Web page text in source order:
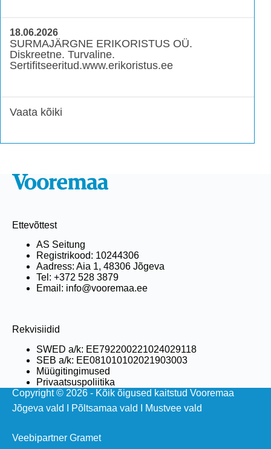
18.06.2026
SURMAJÄRGNE ERIKORISTUS OÜ.
Diskreetne. Turvaline.
Sertifitseeritud.www.erikoristus.ee
Vaata kõiki
Ettevõttest
AS Seitung
Registrikood: 10244306
Aadress: Aia 1, 48306 Jõgeva
Tel: +372 528 3879
Email: info@vooremaa.ee
Rekvisiidid
SWED a/k: EE792200221024029118
SEB a/k: EE081010102021903003
Müügitingimused
Privaatsuspoliitika
Copyright © 2026 - Kõik õigused kaitstud Vooremaa
Jõgeva vald
Põltsamaa vald Mustvee vald
Veebipartner Gramet